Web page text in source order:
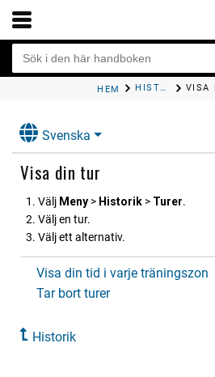
HEM HISTORIK VISA
Svenska
Visa din tur
Välj Meny > Historik > Turer.
Välj en tur.
Välj ett alternativ.
Visa din tid i varje träningszon
Tar bort turer
Historik